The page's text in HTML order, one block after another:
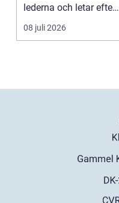
lederna och letar efter
hjälp i huv...
08 juli 2026